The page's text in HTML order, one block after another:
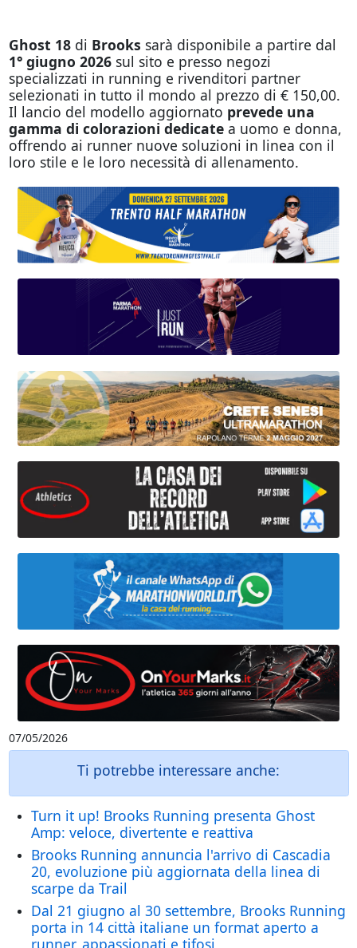
Ghost 18di Brooks sarà disponibile a partire dal
1° giugno 2026sul sito e presso negozi
specializzati in running e rivenditori partner
selezionati in tutto il mondo al prezzo di € 150,00.
Il lancio del modello aggiornato prevede una
gamma di colorazioni dedicatea uomo e donna,
offrendo ai runner nuove soluzioni in linea con il
loro stile e le loro necessità di allenamento.
07/05/2026
Ti potrebbe interessare anche:
Turn it up! Brooks Running presenta Ghost
Amp: veloce, divertente e reattiva
Brooks Running annuncia l'arrivo di Cascadia
20, evoluzione più aggiornata della linea di
scarpe da Trail
Dal 21 giugno al 30 settembre, Brooks Running
porta in 14 città italiane un format aperto a